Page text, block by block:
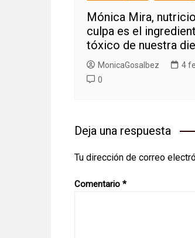
Mónica Mira,
culpa es el
tóxico de nuestra
MonicaGosalbez
4
0
Deja una respuesta
Tu dirección de correo
Comentario *